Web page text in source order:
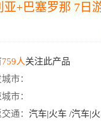
亚+巴塞罗那 7日
759人关注此产品
市：
市：
通： 汽车|火车 /汽车|